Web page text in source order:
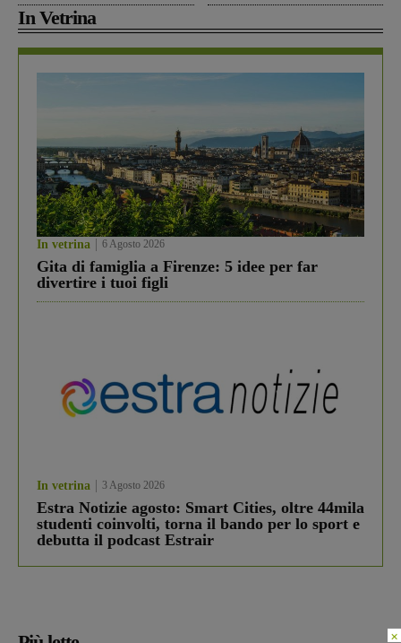
In Vetrina
In vetrina 6 Agosto 2026
Gita di famiglia a Firenze: 5 idee per far
divertire i tuoi figli
In vetrina 3 Agosto 2026
Estra Notizie agosto: Smart Cities, oltre 44mila
studenti coinvolti, torna il bando per lo sport e
debutta il podcast Estrair
×